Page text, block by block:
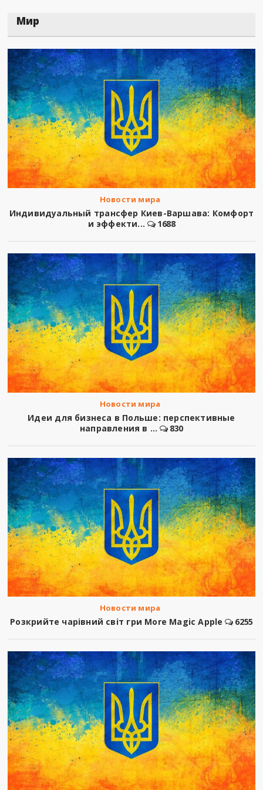
Мир
Новости мира
Индивидуальный трансфер Киев-Варшава: Комфорт
и эффекти...
1688
Новости мира
Идеи для бизнеса в Польше: перспективные
направления в ...
830
Новости мира
Розкрийте чарівний світ гри More Magic Apple 6255